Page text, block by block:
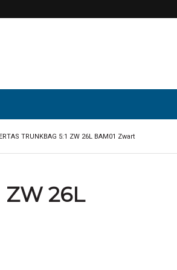
TRUNKBAG 5:1 ZW 26L BAM01 Zwart
ZW 26L